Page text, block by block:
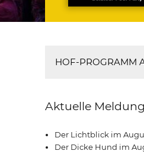
HOF-PROGRAMM
Aktuelle
Der Lichtblick im
Der Dicke Hund im